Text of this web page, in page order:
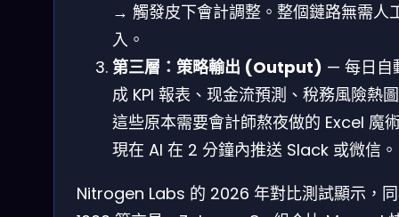
→ 觸發皮下會計調整。整個鏈路無需人
入。
第三層：策略輸出 (Output) — 每日自
成 KPI 報表、现金流預測、稅務風險熱
這些原本需要會計師熬夜做的 Excel 魔
現在 AI 在 2 分鐘內推送 Slack 或微信。
Nitrogen Labs 的 2026 年對比測試顯示，